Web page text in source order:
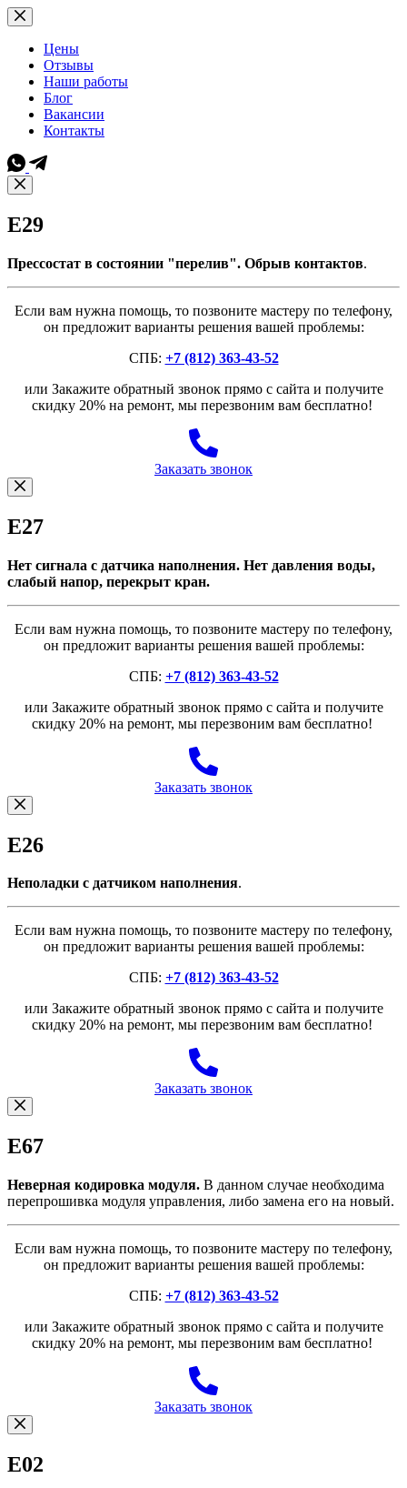
Перейти
к
сути
Цены
Отзывы
Наши работы
Блог
Вакансии
Контакты
E29
Прессостат в состоянии "перелив". Обрыв контактов.
Если вам нужна помощь, то позвоните мастеру по телефону,
он предложит варианты решения вашей проблемы:
СПБ: +7 (812) 363-43-52
или Закажите обратный звонок прямо с сайта и получите
скидку 20% на ремонт, мы перезвоним вам бесплатно!
Заказать звонок
E27
Нет сигнала с датчика наполнения. Нет давления воды,
слабый напор, перекрыт кран.
Если вам нужна помощь, то позвоните мастеру по телефону,
он предложит варианты решения вашей проблемы:
СПБ: +7 (812) 363-43-52
или Закажите обратный звонок прямо с сайта и получите
скидку 20% на ремонт, мы перезвоним вам бесплатно!
Заказать звонок
E26
Неполадки с датчиком наполнения.
Если вам нужна помощь, то позвоните мастеру по телефону,
он предложит варианты решения вашей проблемы:
СПБ: +7 (812) 363-43-52
или Закажите обратный звонок прямо с сайта и получите
скидку 20% на ремонт, мы перезвоним вам бесплатно!
Заказать звонок
E67
Неверная кодировка модуля. В данном случае необходима
перепрошивка модуля управления, либо замена его на новый.
Если вам нужна помощь, то позвоните мастеру по телефону,
он предложит варианты решения вашей проблемы:
СПБ: +7 (812) 363-43-52
или Закажите обратный звонок прямо с сайта и получите
скидку 20% на ремонт, мы перезвоним вам бесплатно!
Заказать звонок
E02